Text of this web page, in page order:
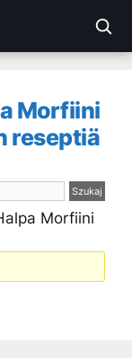
Morfiini
reseptiä
Morfiini